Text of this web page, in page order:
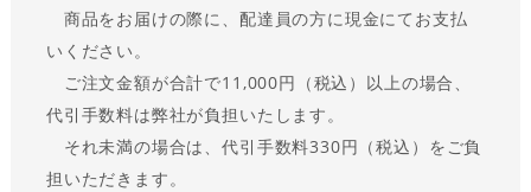
商品をお届けの際に、配達員の方に現金にてお支払
いください。
ご注文金額が合計で11,000円（税込）以上の場合、
代引手数料は弊社が負担いたします。
それ未満の場合は、代引手数料330円（税込）をご負
担いただきます。